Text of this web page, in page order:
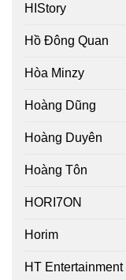
HIStory
Hồ Đông Quan
Hòa Minzy
Hoàng Dũng
Hoàng Duyên
Hoàng Tôn
HORI7ON
Horim
HT Entertainment